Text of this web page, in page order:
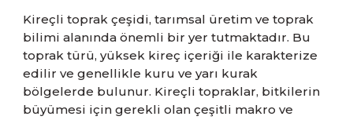
Kireçli toprak çeşidi, tarımsal üretim ve toprak
bilimi alanında önemli bir yer tutmaktadır. Bu
toprak türü, yüksek kireç içeriği ile karakterize
edilir ve genellikle kuru ve yarı kurak
bölgelerde bulunur. Kireçli topraklar, bitkilerin
büyümesi için gerekli olan çeşitli makro ve